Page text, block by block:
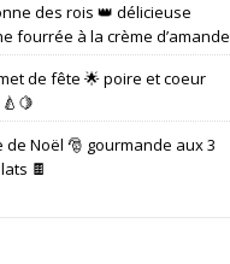
des rois 👑 délicieuse
fourrée à la crème d’amande
de fête 🌟 poire et coeur
de Noël 🎅 gourmande aux 3
🍫